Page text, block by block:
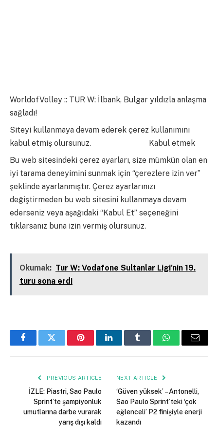
WorldofVolley :: TUR W: İlbank, Bulgar yıldızla anlaşma
sağladı!
Siteyi kullanmaya devam ederek çerez kullanımını
kabul etmiş olursunuz.
Kabul etmek
Bu web sitesindeki çerez ayarları, size mümkün olan en
iyi tarama deneyimini sunmak için “çerezlere izin ver”
şeklinde ayarlanmıştır. Çerez ayarlarınızı
değiştirmeden bu web sitesini kullanmaya devam
ederseniz veya aşağıdaki “Kabul Et” seçeneğini
tıklarsanız buna izin vermiş olursunuz.
Okumak: Tur W: Vodafone Sultanlar Ligi'nin 19.
turu sona erdi
FacebookTwitter PinterestLinkedInTumblr WhatsAppEmail
PREVIOUS ARTICLE
İZLE: Piastri, Sao Paulo
Sprint’te şampiyonluk
umutlarına darbe vurarak
yarış dışı kaldı
NEXT ARTICLE
‘Güven yüksek’ – Antonelli,
Sao Paulo Sprint’teki ‘çok
eğlenceli’ P2 finişiyle enerji
kazandı